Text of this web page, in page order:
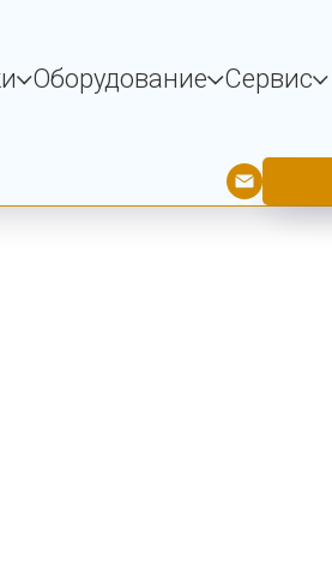
Оборудование Сервис